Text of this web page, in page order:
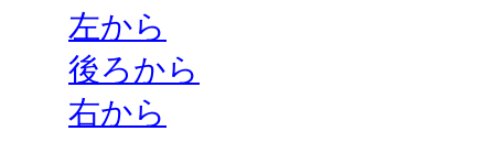
左から
後ろから
右から